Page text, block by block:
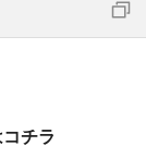
チラ